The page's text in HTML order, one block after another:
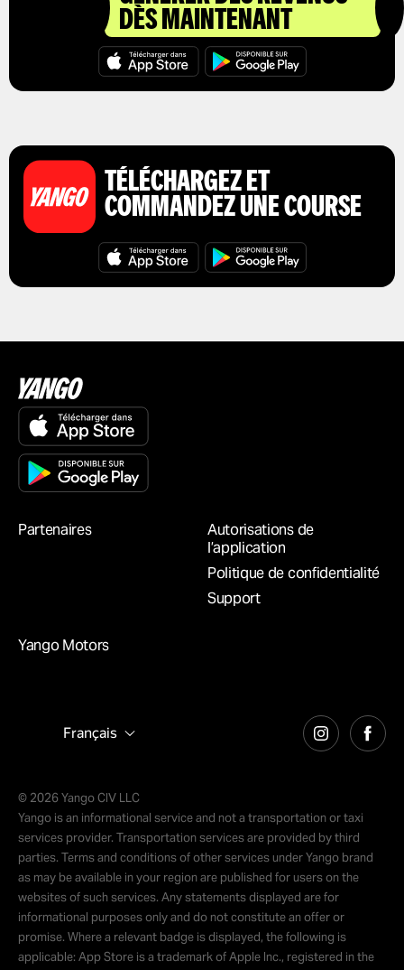
DÈS MAINTENANT
TÉLÉCHARGEZ ET
COMMANDEZ UNE COURSE
Partenaires
Autorisations de
l’application
Politique de confidentialité
Support
Yango Motors
Français
© 2026 Yango CIV LLC
Yango is an informational service and not a transportation or taxi
services provider. Transportation services are provided by third
parties. Terms and conditions of other services under Yango brand
as may be available in your region are published for users on the
websites of such services. Any statements displayed are for
informational purposes only and do not constitute an offer or
promise. Where a relevant badge is displayed, the following is
applicable: App Store is a trademark of Apple Inc., registered in the